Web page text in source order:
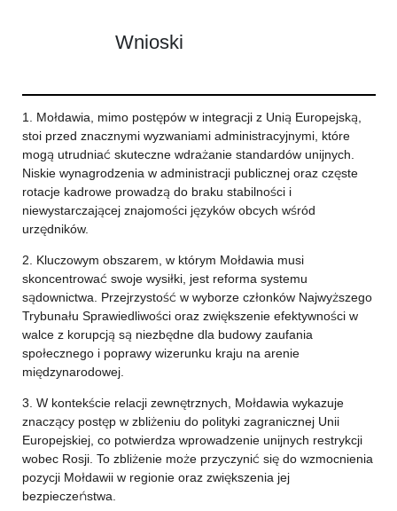
Wnioski
1. Mołdawia, mimo postępów w integracji z Unią Europejską,
stoi przed znacznymi wyzwaniami administracyjnymi, które
mogą utrudniać skuteczne wdrażanie standardów unijnych.
Niskie wynagrodzenia w administracji publicznej oraz częste
rotacje kadrowe prowadzą do braku stabilności i
niewystarczającej znajomości języków obcych wśród
urzędników.
2. Kluczowym obszarem, w którym Mołdawia musi
skoncentrować swoje wysiłki, jest reforma systemu
sądownictwa. Przejrzystość w wyborze członków Najwyższego
Trybunału Sprawiedliwości oraz zwiększenie efektywności w
walce z korupcją są niezbędne dla budowy zaufania
społecznego i poprawy wizerunku kraju na arenie
międzynarodowej.
3. W kontekście relacji zewnętrznych, Mołdawia wykazuje
znaczący postęp w zbliżeniu do polityki zagranicznej Unii
Europejskiej, co potwierdza wprowadzenie unijnych restrykcji
wobec Rosji. To zbliżenie może przyczynić się do wzmocnienia
pozycji Mołdawii w regionie oraz zwiększenia jej
bezpieczeństwa.